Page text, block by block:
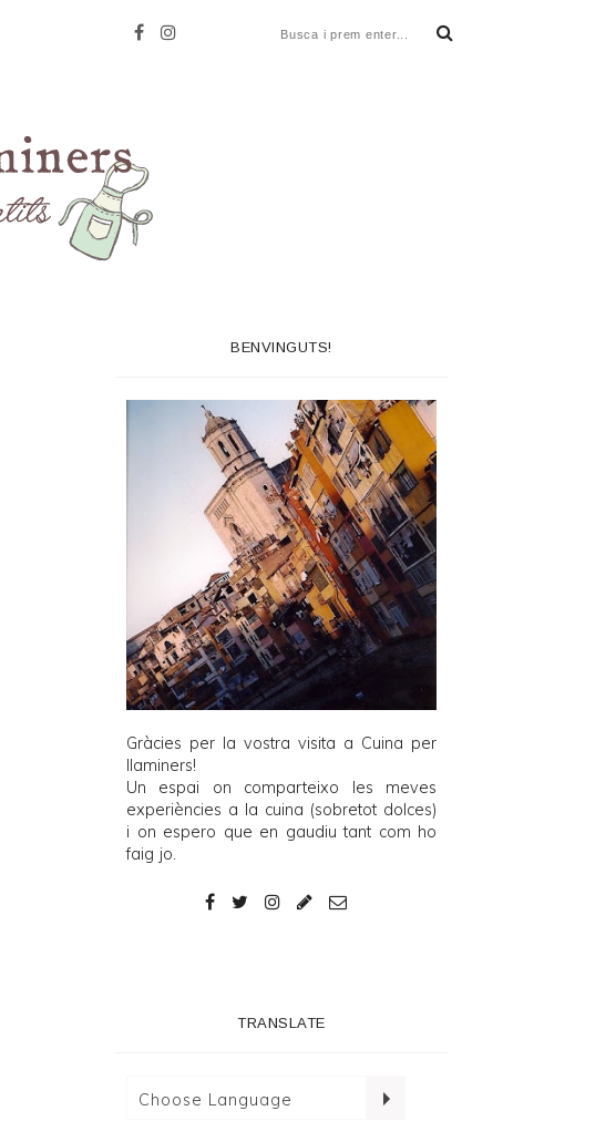
BENVINGUTS!
Gràcies per la vostra visita a Cuina per
llaminers!
Un espai on comparteixo les meves
experiències a la cuina (sobretot dolces)
i on espero que en gaudiu tant com ho
faig jo.
TRANSLATE